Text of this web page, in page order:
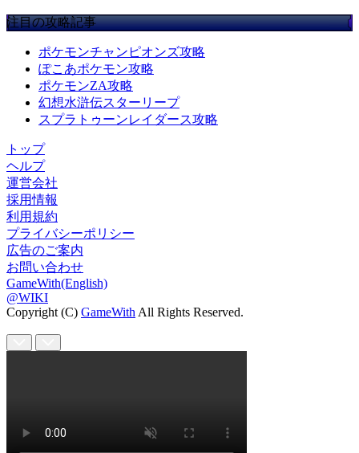
注目の攻略記事
ポケモンチャンピオンズ攻略
ぽこあポケモン攻略
ポケモンZA攻略
幻想水滸伝スターリープ
スプラトゥーンレイダース攻略
トップ
ヘルプ
運営会社
採用情報
利用規約
プライバシーポリシー
広告のご案内
お問い合わせ
GameWith(English)
@WIKI
Copyright (C) GameWith All Rights Reserved.